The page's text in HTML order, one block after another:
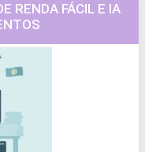
RENDA FÁCIL E IA